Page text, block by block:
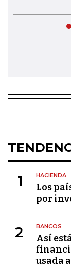
1 HACIENDA
Los
por
2 BANCOS
Así
usada